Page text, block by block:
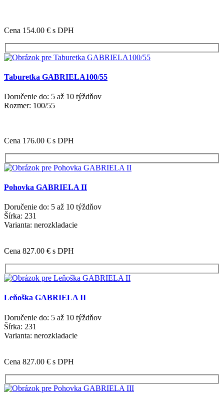
Cena 154.00 € s DPH
Taburetka GABRIELA100/55
Doručenie do: 5 až 10 týždňov
Rozmer: 100/55
Cena 176.00 € s DPH
Pohovka GABRIELA II
Doručenie do: 5 až 10 týždňov
Šírka: 231
Varianta: nerozkladacie
Cena 827.00 € s DPH
Leňoška GABRIELA II
Doručenie do: 5 až 10 týždňov
Šírka: 231
Varianta: nerozkladacie
Cena 827.00 € s DPH